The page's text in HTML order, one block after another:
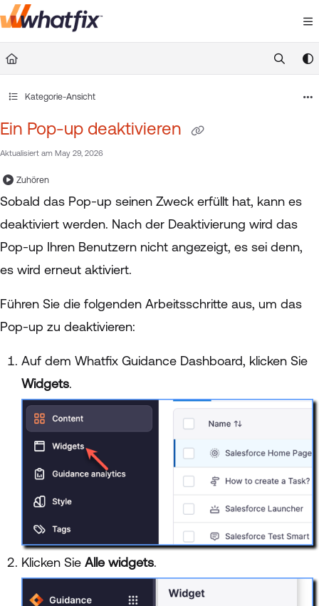
Documentation Index
Fetch the complete documentation index at:
https://
Kategorie-Ansicht
Ein Pop-up deaktivieren
Aktualisiert am May 29, 2026
Zuhören
Sobald das Pop-up seinen Zweck erfüllt hat, kann es
deaktiviert werden. Nach der Deaktivierung wird das
Pop-up Ihren Benutzern nicht angezeigt, es sei denn,
es wird erneut aktiviert.
Führen Sie die folgenden Arbeitsschritte aus, um das
Pop-up zu deaktivieren:
Auf dem Whatfix Guidance Dashboard, klicken Sie
Widgets.
Klicken Sie Alle widgets.